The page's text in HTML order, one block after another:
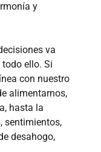
y
va
ello. Si
con nuestro
alimentarnos,
hasta la
sentimientos,
desahogo,